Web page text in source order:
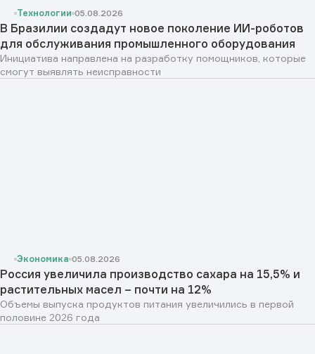
Технологии 05.08.2026
В Бразилии создадут новое поколение ИИ-роботов
для обслуживания промышленного оборудования
Инициатива направлена на разработку помощников, которые
смогут выявлять неисправности
Экономика 05.08.2026
Россия увеличила производство сахара на 15,5% и
растительных масел – почти на 12%
Объемы выпуска продуктов питания увеличились в первой
половине 2026 года